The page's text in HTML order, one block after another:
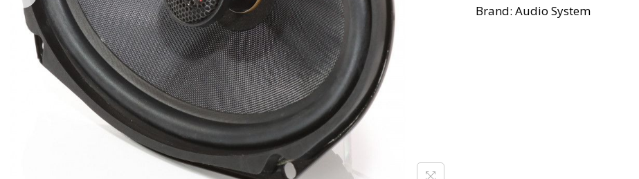
Brand: Audio System